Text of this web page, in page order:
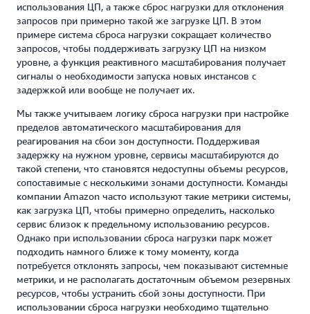
использования ЦП, а также сброс нагрузки для отклонения
запросов при примерно такой же загрузке ЦП. В этом
примере система сброса нагрузки сокращает количество
запросов, чтобы поддерживать загрузку ЦП на низком
уровне, а функция реактивного масштабирования получает
сигналы о необходимости запуска новых инстансов с
задержкой или вообще не получает их.
Мы также учитываем логику сброса нагрузки при настройке
пределов автоматического масштабирования для
реагирования на сбои зон доступности. Поддерживая
задержку на нужном уровне, сервисы масштабируются до
такой степени, что становятся недоступны объемы ресурсов,
сопоставимые с несколькими зонами доступности. Команды
компании Amazon часто используют такие метрики системы,
как загрузка ЦП, чтобы примерно определить, насколько
сервис близок к предельному использованию ресурсов.
Однако при использовании сброса нагрузки парк может
подходить намного ближе к тому моменту, когда
потребуется отклонять запросы, чем показывают системные
метрики, и не располагать достаточным объемом резервных
ресурсов, чтобы устранить сбой зоны доступности. При
использовании сброса нагрузки необходимо тщательно